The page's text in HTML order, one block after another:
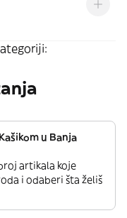
u Banja
artikala koje
i odaberi šta želiš